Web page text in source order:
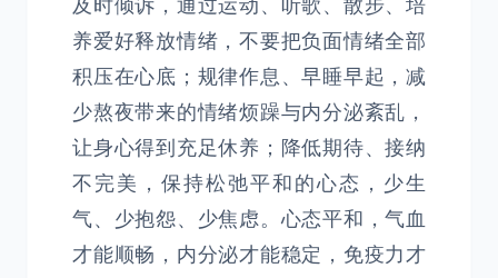
及时倾诉，通过运动、听歌、散步、培
养爱好释放情绪，不要把负面情绪全部
积压在心底；规律作息、早睡早起，减
少熬夜带来的情绪烦躁与内分泌紊乱，
让身心得到充足休养；降低期待、接纳
不完美，保持松弛平和的心态，少生
气、少抱怨、少焦虑。心态平和，气血
才能顺畅，内分泌才能稳定，免疫力才